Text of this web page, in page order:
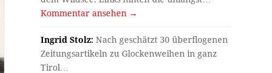
Kommentar ansehen →
Ingrid Stolz: Nach geschätzt 30 überflogenen
Zeitungsartikeln zu Glockenweihen in ganz
Tirol…